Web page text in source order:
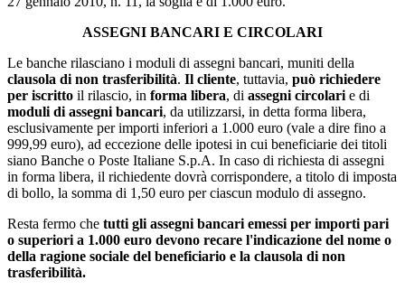
ASSEGNI BANCARI E CIRCOLARI
Le banche rilasciano i moduli di assegni bancari, muniti della
clausola di non trasferibilità. Il cliente, tuttavia, può richiedere
per iscritto il rilascio, in forma libera, di assegni circolari e di
moduli di assegni bancari, da utilizzarsi, in detta forma libera,
esclusivamente per importi inferiori a 1.000 euro (vale a dire fino a
999,99 euro), ad eccezione delle ipotesi in cui beneficiarie dei titoli
siano Banche o Poste Italiane S.p.A. In caso di richiesta di assegni
in forma libera, il richiedente dovrà corrispondere, a titolo di imposta
di bollo, la somma di 1,50 euro per ciascun modulo di assegno.
Resta fermo che tutti gli assegni bancari emessi per importi pari
o superiori a 1.000 euro devono recare l'indicazione del nome o
della ragione sociale del beneficiario e la clausola di non
trasferibilità.